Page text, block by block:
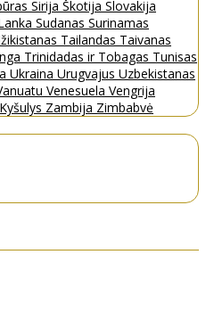
Sirija Škotija Slovakija
Sudanas Surinamas
Tailandas Taivanas
Trinidadas ir Tobagas Tunisas
Ukraina Urugvajus Uzbekistanas
Venesuela Vengrija
Zambija Zimbabvė